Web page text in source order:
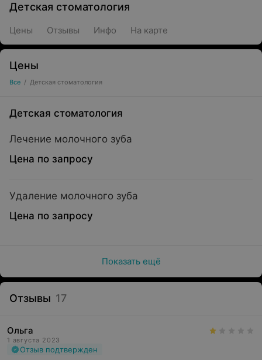
Детская стоматология
Цены Отзывы Инфо На карте
Цены
Все / Детская стоматология
Детская стоматология
Лечение молочного зуба
Цена по запросу
Удаление молочного зуба
Цена по запросу
Показать ещё
Отзывы 17
Ольга
1 августа 2023
Отзыв подтвержден